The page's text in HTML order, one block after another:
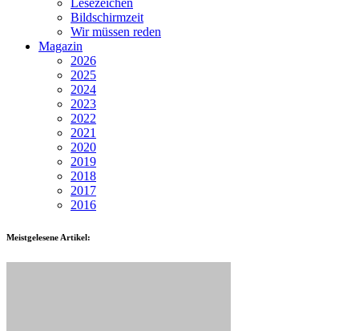
Lesezeichen
Bildschirmzeit
Wir müssen reden
Magazin
2026
2025
2024
2023
2022
2021
2020
2019
2018
2017
2016
Meistgelesene Artikel: